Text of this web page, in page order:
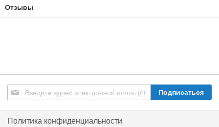
Отзывы
Подписаться
на
нашу
рассылку:
Подписаться
Политика конфиденциальности